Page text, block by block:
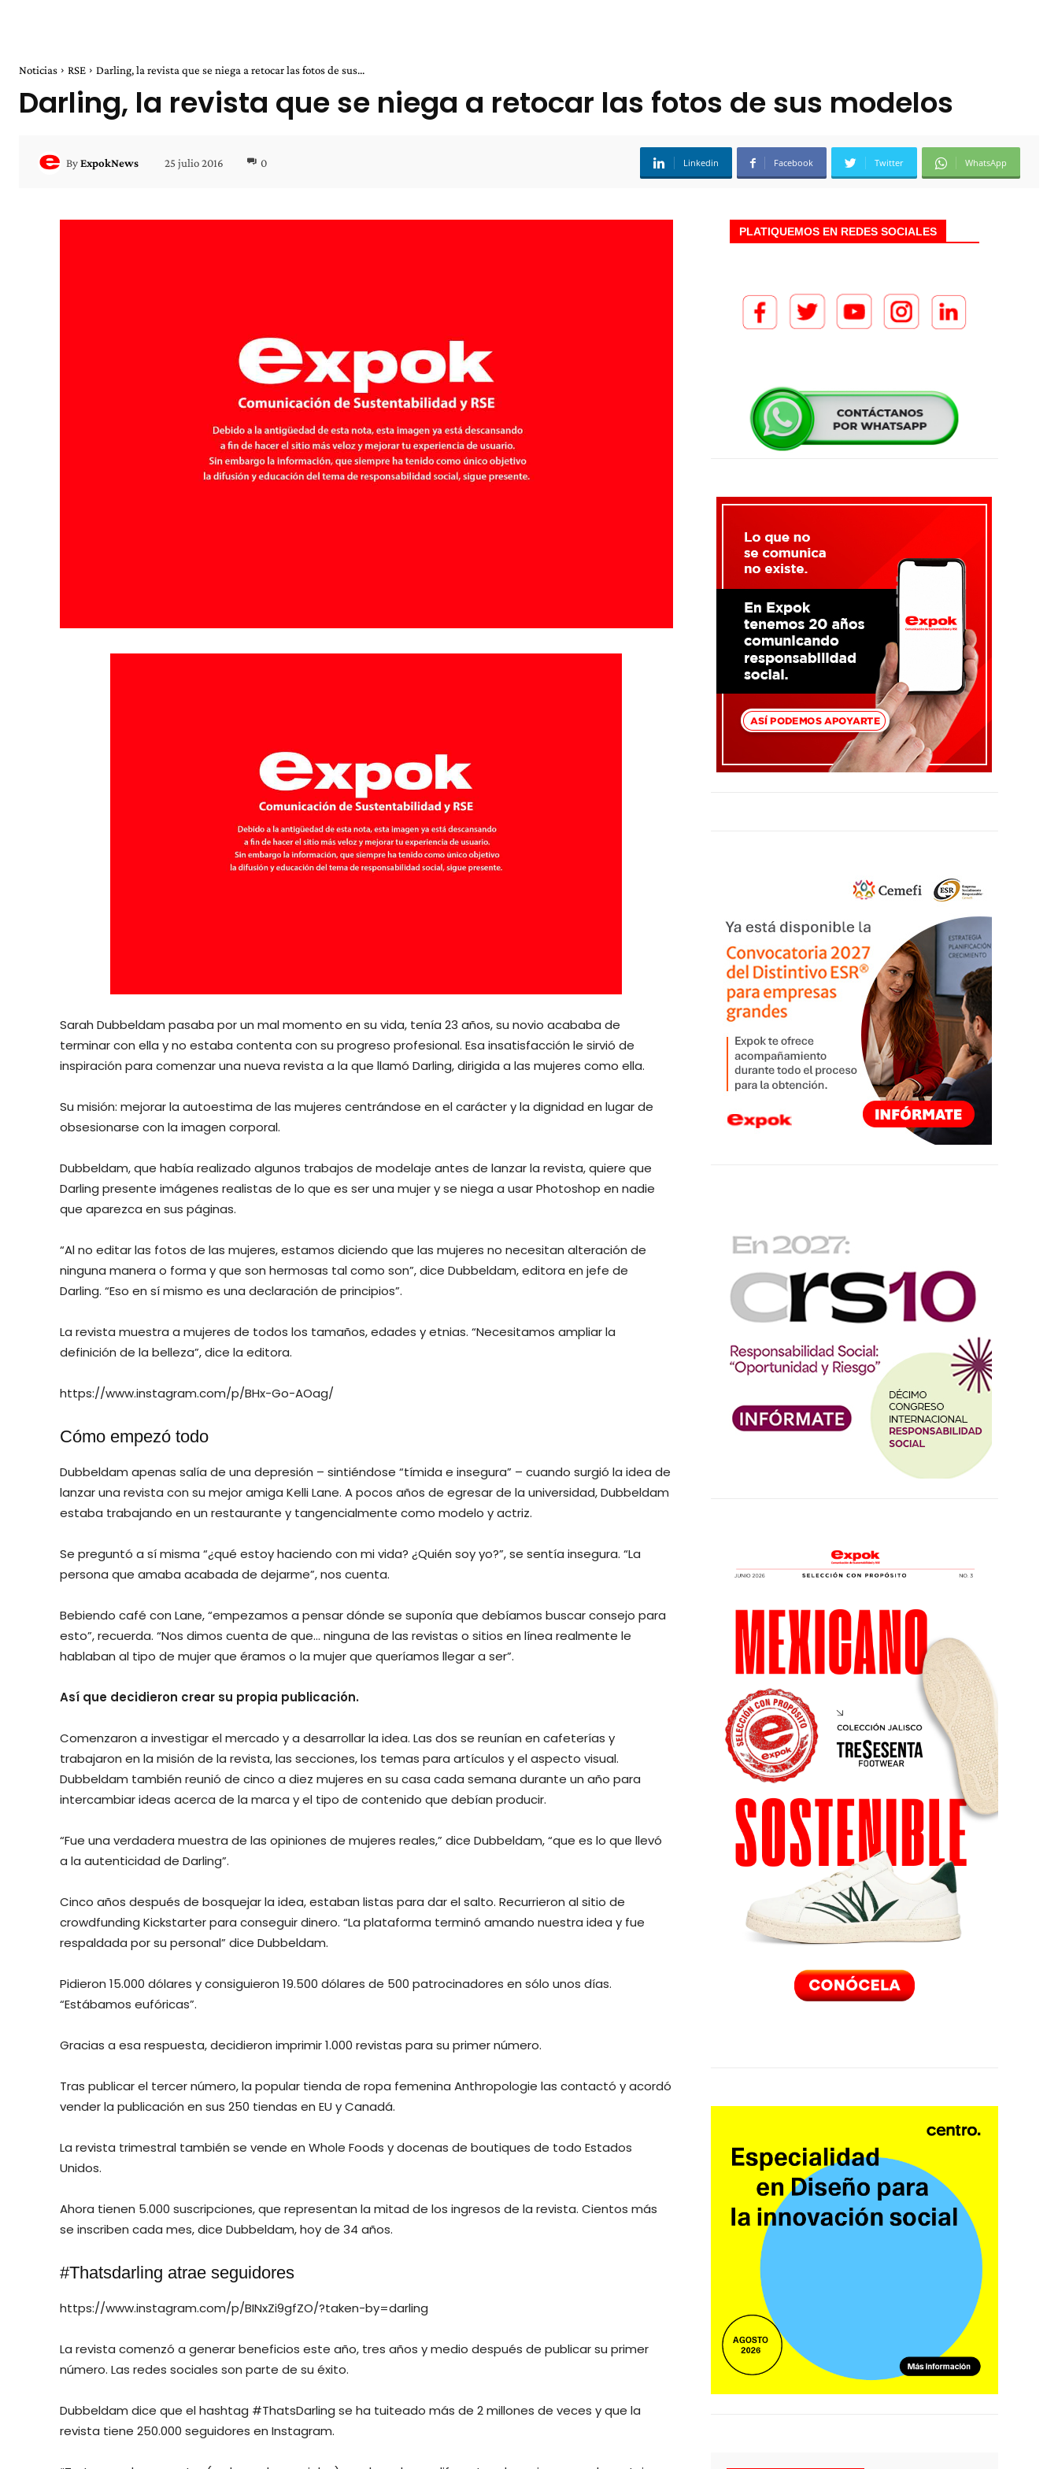
Noticias RSE Darling, la revista que se niega a retocar las fotos de sus...
Darling, la revista que se niega a retocar las fotos de sus modelos
ByExpokNews 25 julio 2016 0 Linkedin Facebook Twitter WhatsApp
Sarah Dubbeldam pasaba por un mal momento en su vida, tenía 23 años, su novio acababa de
terminar con ella y no estaba contenta con su progreso profesional. Esa insatisfacción le sirvió de
inspiración para comenzar una nueva revista a la que llamó Darling, dirigida a las mujeres como ella.
Su misión: mejorar la autoestima de las mujeres centrándose en el carácter y la dignidad en lugar de
obsesionarse con la imagen corporal.
Dubbeldam, que había realizado algunos trabajos de modelaje antes de lanzar la revista, quiere que
Darling presente imágenes realistas de lo que es ser una mujer y se niega a usar Photoshop en nadie
que aparezca en sus páginas.
“Al no editar las fotos de las mujeres, estamos diciendo que las mujeres no necesitan alteración de
ninguna manera o forma y que son hermosas tal como son”, dice Dubbeldam, editora en jefe de
Darling. “Eso en sí mismo es una declaración de principios”.
La revista muestra a mujeres de todos los tamaños, edades y etnias. “Necesitamos ampliar la
definición de la belleza”, dice la editora.
https://www.instagram.com/p/BHx-Go-AOag/
Cómo empezó todo
Dubbeldam apenas salía de una depresión – sintiéndose “tímida e insegura” – cuando surgió la idea de
lanzar una revista con su mejor amiga Kelli Lane. A pocos años de egresar de la universidad, Dubbeldam
estaba trabajando en un restaurante y tangencialmente como modelo y actriz.
Se preguntó a sí misma “¿qué estoy haciendo con mi vida? ¿Quién soy yo?”, se sentía insegura. “La
persona que amaba acabada de dejarme”, nos cuenta.
Bebiendo café con Lane, “empezamos a pensar dónde se suponía que debíamos buscar consejo para
esto”, recuerda. “Nos dimos cuenta de que… ninguna de las revistas o sitios en línea realmente le
hablaban al tipo de mujer que éramos o la mujer que queríamos llegar a ser”.
Así que decidieron crear su propia publicación.
Comenzaron a investigar el mercado y a desarrollar la idea. Las dos se reunían en cafeterías y
trabajaron en la misión de la revista, las secciones, los temas para artículos y el aspecto visual.
Dubbeldam también reunió de cinco a diez mujeres en su casa cada semana durante un año para
intercambiar ideas acerca de la marca y el tipo de contenido que debían producir.
“Fue una verdadera muestra de las opiniones de mujeres reales,” dice Dubbeldam, “que es lo que llevó
a la autenticidad de Darling”.
Cinco años después de bosquejar la idea, estaban listas para dar el salto. Recurrieron al sitio de
crowdfunding Kickstarter para conseguir dinero. “La plataforma terminó amando nuestra idea y fue
respaldada por su personal” dice Dubbeldam.
Pidieron 15.000 dólares y consiguieron 19.500 dólares de 500 patrocinadores en sólo unos días.
“Estábamos eufóricas”.
Gracias a esa respuesta, decidieron imprimir 1.000 revistas para su primer número.
Tras publicar el tercer número, la popular tienda de ropa femenina Anthropologie las contactó y acordó
vender la publicación en sus 250 tiendas en EU y Canadá.
La revista trimestral también se vende en Whole Foods y docenas de boutiques de todo Estados
Unidos.
Ahora tienen 5.000 suscripciones, que representan la mitad de los ingresos de la revista. Cientos más
se inscriben cada mes, dice Dubbeldam, hoy de 34 años.
#Thatsdarling atrae seguidores
https://www.instagram.com/p/BINxZi9gfZO/?taken-by=darling
La revista comenzó a generar beneficios este año, tres años y medio después de publicar su primer
número. Las redes sociales son parte de su éxito.
Dubbeldam dice que el hashtag #ThatsDarling se ha tuiteado más de 2 millones de veces y que la
revista tiene 250.000 seguidores en Instagram.
PLATIQUEMOS EN REDES SOCIALES